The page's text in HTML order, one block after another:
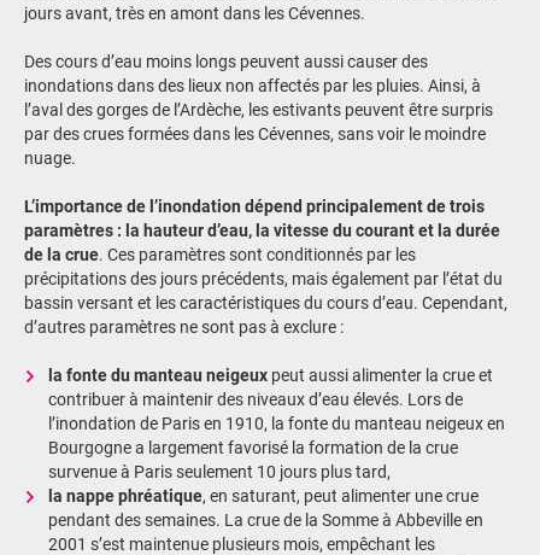
jours avant, très en amont dans les Cévennes.
Des cours d’eau moins longs peuvent aussi causer des
inondations dans des lieux non affectés par les pluies. Ainsi, à
l’aval des gorges de l’Ardèche, les estivants peuvent être surpris
par des crues formées dans les Cévennes, sans voir le moindre
nuage.
L’importance de l’inondation dépend principalement de trois
paramètres : la hauteur d’eau, la vitesse du courant et la durée
de la crue. Ces paramètres sont conditionnés par les
précipitations des jours précédents, mais également par l’état du
bassin versant et les caractéristiques du cours d’eau. Cependant,
d’autres paramètres ne sont pas à exclure :
la fonte du manteau neigeux peut aussi alimenter la crue et
contribuer à maintenir des niveaux d’eau élevés. Lors de
l’inondation de Paris en 1910, la fonte du manteau neigeux en
Bourgogne a largement favorisé la formation de la crue
survenue à Paris seulement 10 jours plus tard,
la nappe phréatique, en saturant, peut alimenter une crue
pendant des semaines. La crue de la Somme à Abbeville en
2001 s’est maintenue plusieurs mois, empêchant les